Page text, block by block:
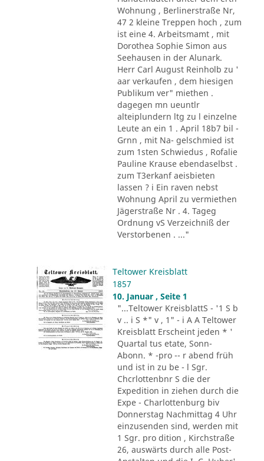
Wohnung , Berlinerstraße Nr,
47 2 kleine Treppen hoch , zum
ist eine 4. Arbeitsmamt , mit
Dorothea Sophie Simon aus
Seehausen in der Alunark.
Herr Carl August Reinholb zu '
aar verkaufen , dem hiesigen
Publikum ver" miethen .
dagegen mn ueuntlr
alteiplundern ltg zu l einzelne
Leute an ein 1 . April 18b7 bil -
Grnn , mit Na- gelschmied ist
zum 1sten Schwiedus , Rofalie
Pauline Krause ebendaselbst .
zum T3erkanf aeisbieten
lassen ? i Ein raven nebst
Wohnung April zu vermiethen
Jägerstraße Nr . 4. Tageg
Ordnung vS Verzeichniß der
Verstorbenen . ..."
Teltower Kreisblatt
1857
10. Januar , Seite 1
"...Teltower KreisblattS - '1 S b
v .. i S *" v , 1" - i A A Teltower
Kreisblatt Erscheint jeden * '
Quartal tus etate, Sonn-
Abonn. * -pro -- r abend früh
und ist in zu be - l Sgr.
Chcrlottenbnr S die der
Expedition in ziehen durch die
Expe - Charlottenburg biv
Donnerstag Nachmittag 4 Uhr
einzusenden sind, werden mit
1 Sgr. pro dition , Kirchstraße
26, auswärts durch alle Post-